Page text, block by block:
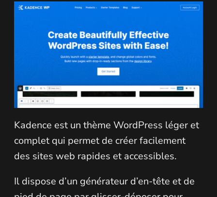
Kadence est un thème WordPress léger et
complet qui permet de créer facilement
des sites web rapides et accessibles.
Il dispose d’un générateur d’en-tête et de